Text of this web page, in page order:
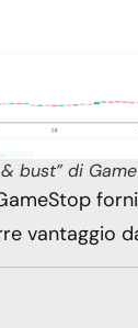
bust” di
vantaggio